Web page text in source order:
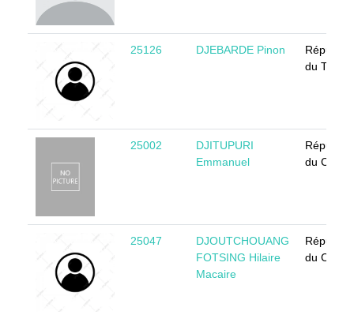
25126 DJEBARDE Pinon
du Tchad
25002
DJITUPURI
Emmanuel
du
25047
DJOUTCHOUANG
FOTSING Hilaire
Macaire
du